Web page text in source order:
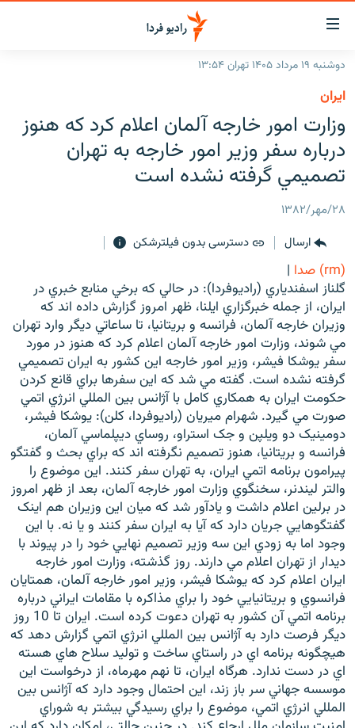
لینک‌های
قابلیت
دسترسی
بازگشت
منوی
اصلی
رفتن
صفحه
ایران
جهان
رادیو
گزارش‌های تصویری
گزارش‌های ویدئویی
زنان فردا
English
به ما بپیوندید
زبان‌های دیگر
دوشنبه ۱۹ مرداد ۱۴۰۵ تهران ۱۳:۵۴
ايران
وزارت امور خارجه آلمان اعلام کرد که هنوز
درباره سفر وزير امور خارجه به تهران
تصميمي گرفته نشده است
۲۸/مهر/۱۳۸۲
ارسال
دسترسی بدون فیلترشکن
(rm) صدا
|
گلناز اسفندياري (راديوفردا): در حالي که برخي منابع خبري در
ايران، از جمله خبرگزاري ايلنا، ظهر امروز گزارش داده اند که
وزيران خارجه آلمان، فرانسه و بريتانيا، تا ساعاتي ديگر وارد تهران
مي شوند، وزارت امور خارجه آلمان اعلام کرد که هنوز در مورد
سفر يوشکا فيشر، وزير امور خارجه اين کشور به ايران تصميمي
گرفته نشده است. گفته مي شد که اين سفرها براي قانع کردن
حکومت ايران به همکاري کامل با آژانس بين المللي انرژي اتمي
صورت مي گيرد. شهرام ميريان (راديوفردا، کلن): يوشکا فيشر،
دومينيک دو ويلپن و جک استراو، روساي ديپلماسي آلمان،
فرانسه و بريتانيا، هنوز تصميم نگرفته اند که براي بحث و گفتگو
پيرامون برنامه اتمي ايران، به تهران سفر کنند. اين موضوع را
والتر ليندنر، سخنگوي وزارت امور خارجه آلمان، بعد از ظهر امروز
در برلين اعلام داشت و يادآور شد که ميان اين وزيران هم اينک
گفتگوهايي جريان دارد که آيا به ايران سفر کنند و يا نه. با اين
وجود اما به زودي اين سه وزير تصميم نهايي خود را در پيوند با
ديدار از تهران اعلام مي دارند. روز گذشته، وزارت امور خارجه
ايران اعلام کرد که يوشکا فيشر، وزير امور خارجه آلمان، همتايان
فرانسوي و بريتانيايي خود را براي مذاکره با مقامات ايراني درباره
برنامه اتمي آن کشور به تهران دعوت کرده است. ايران تا 10 روز
ديگر فرصت دارد به آژانس بين المللي انرژي اتمي گزارش دهد که
هيچگونه برنامه اي در راستاي ساخت و توليد سلاح هاي هسته
اي در دست ندارد. هرگاه ايران، تا نهم مهرماه، از درخواست اين
موسسه جهاني سر باز زند، اين احتمال وجود دارد که آژانس بين
المللي انرژي اتمي، موضوع را براي رسيدگي بيشتر به شوراي